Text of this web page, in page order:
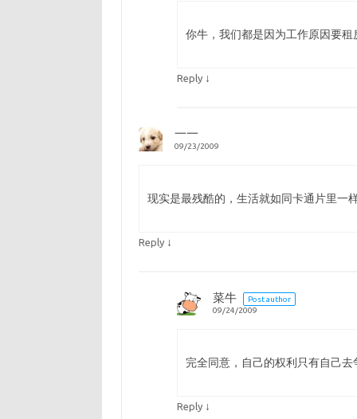
你牛，我们都是因为工作原因要租
Reply ↓
一一
09/23/2009
现实是最残酷的，生活就如同卡通片里一
Reply ↓
菜牛
Post author
09/24/2009
完全同意，自己的权利只有自己去
Reply ↓